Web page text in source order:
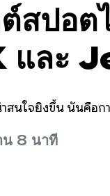
ต์สปอ
และ
าสนใจยิ่งขึ้น นั่นคือ
น 8 นาที